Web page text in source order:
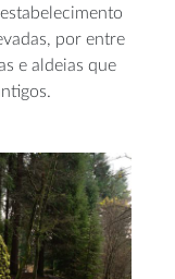
por entre
e aldeias que